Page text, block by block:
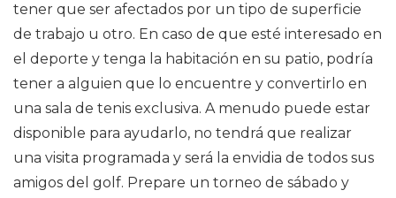
tener que ser afectados por un tipo de superficie
de trabajo u otro. En caso de que esté interesado en
el deporte y tenga la habitación en su patio, podría
tener a alguien que lo encuentre y convertirlo en
una sala de tenis exclusiva. A menudo puede estar
disponible para ayudarlo, no tendrá que realizar
una visita programada y será la envidia de todos sus
amigos del golf. Prepare un torneo de sábado y